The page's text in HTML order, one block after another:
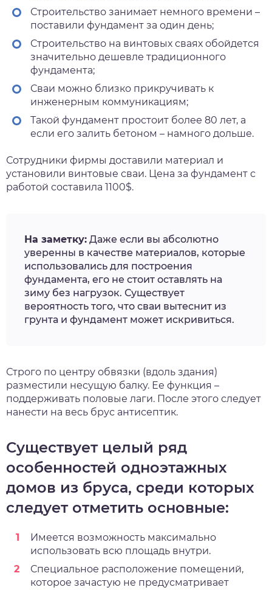
Строительство занимает немного времени –
поставили фундамент за один день;
Строительство на винтовых сваях обойдется
значительно дешевле традиционного
фундамента;
Сваи можно близко прикручивать к
инженерным коммуникациям;
Такой фундамент простоит более 80 лет, а
если его залить бетоном – намного дольше.
Сотрудники фирмы доставили материал и
установили винтовые сваи. Цена за фундамент с
работой составила 1100$.
На заметку: Даже если вы абсолютно
уверенны в качестве материалов, которые
использовались для построения
фундамента, его не стоит оставлять на
зиму без нагрузок. Существует
вероятность того, что сваи вытеснит из
грунта и фундамент может искривиться.
Строго по центру обвязки (вдоль здания)
разместили несущую балку. Ее функция –
поддерживать половые лаги. После этого следует
нанести на весь брус антисептик.
Существует целый ряд
особенностей одноэтажных
домов из бруса, среди которых
следует отметить основные:
Имеется возможность максимально
использовать всю площадь внутри.
Специальное расположение помещений,
которое зачастую не предусматривает